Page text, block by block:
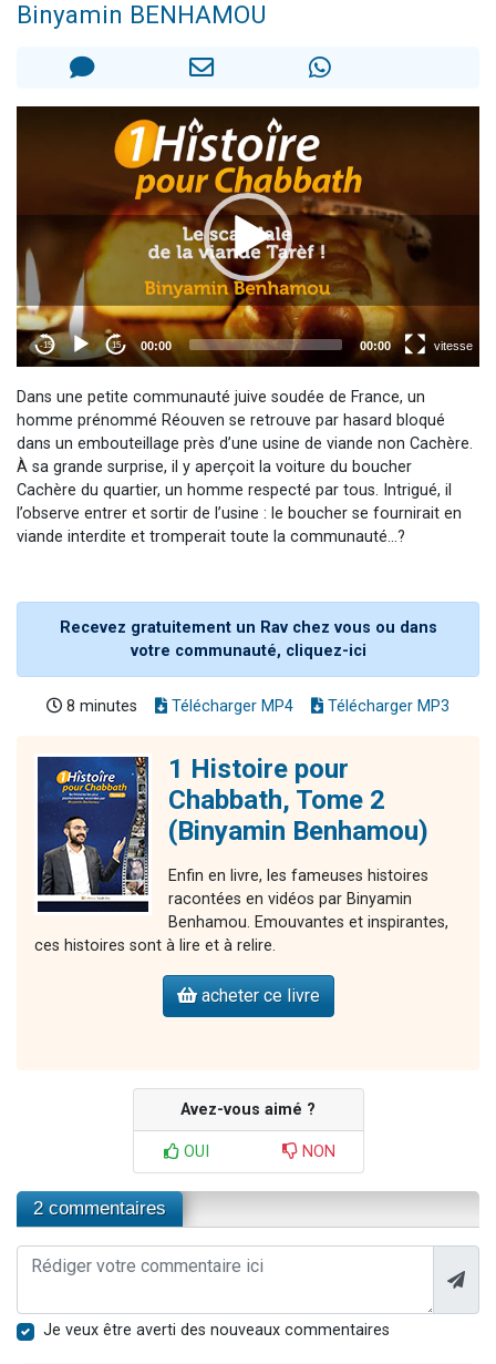
3 personnes viennent de faire un don pour Diane, 80 ans, dans un appartement insalubre
5 personnes viennent de faire un don pour Reloger Rivka, 6 enfants, victime de violences...
Binyamin BENHAMOU
Dans une petite communauté juive soudée de France, un
homme prénommé Réouven se retrouve par hasard bloqué
dans un embouteillage près d’une usine de viande non Cachère.
À sa grande surprise, il y aperçoit la voiture du boucher
Cachère du quartier, un homme respecté par tous. Intrigué, il
l’observe entrer et sortir de l’usine : le boucher se fournirait en
viande interdite et tromperait toute la communauté…?
Recevez gratuitement un Rav chez vous ou dans
votre communauté, cliquez-ici
8 minutes Télécharger MP4 Télécharger MP3
1 Histoire pour
Chabbath, Tome 2
(Binyamin Benhamou)
Enfin en livre, les fameuses histoires
racontées en vidéos par Binyamin
Benhamou. Emouvantes et inspirantes,
ces histoires sont à lire et à relire.
acheter ce livre
Avez-vous aimé ?
OUI NON
2 commentaires
Je veux être averti des nouveaux commentaires